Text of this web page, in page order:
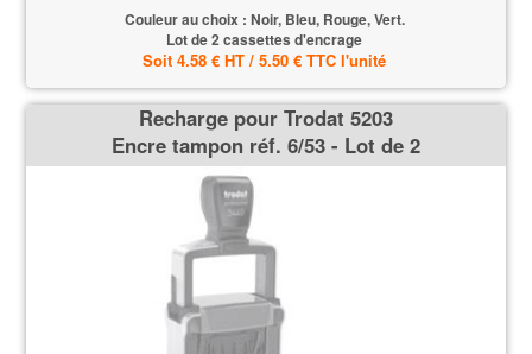
Couleur au choix : Noir, Bleu, Rouge, Vert.
Lot de 2 cassettes d'encrage
Soit 4.58 € HT / 5.50 € TTC l'unité
Recharge pour Trodat 5203
Encre tampon réf. 6/53 - Lot de 2